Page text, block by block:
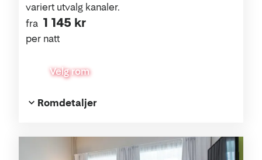
fra 1 145 kr
per natt
variert utvalg kanaler.
Velg rom
Romdetaljer